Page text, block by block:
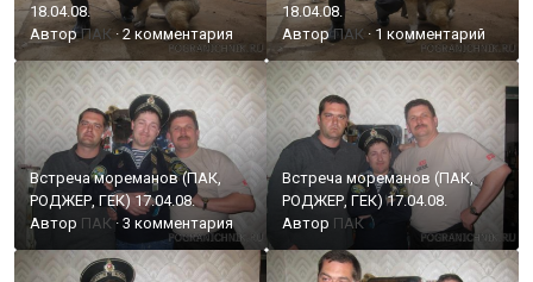
18.04.08.
АвторПАК · 2 комментария
18.04.08.
АвторПАК · 1 комментарий
Встреча мореманов (ПАК,
РОДЖЕР, ГЕК) 17.04.08.
Автор ПАК· 3 комментария
Встреча мореманов (ПАК,
РОДЖЕР, ГЕК) 17.04.08.
Автор ПАК